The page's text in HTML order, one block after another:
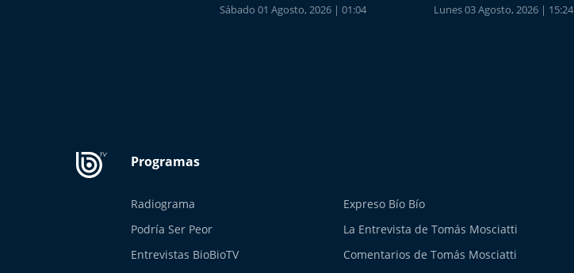
Sábado 01 Agosto, 2026 | 01:04 Lunes 03 Agosto, 2026 | 15:24
Radiograma
Expreso Bío Bío
Podría Ser Peor
La Entrevista de Tomás Mosciatti
Entrevistas BioBioTV
Comentarios de Tomás Mosciatti